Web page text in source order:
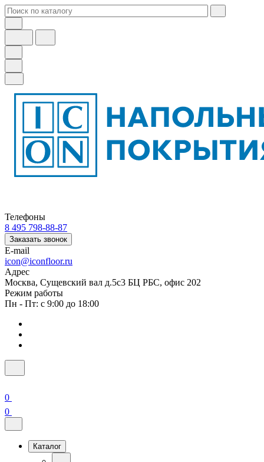
Телефоны
8 495 798-88-87
Заказать звонок
E-mail
icon@iconfloor.ru
Адрес
Москва, Сущевский вал д.5с3 БЦ РБС, офис 202
Режим работы
Пн - Пт: с 9:00 до 18:00
0
0
Каталог